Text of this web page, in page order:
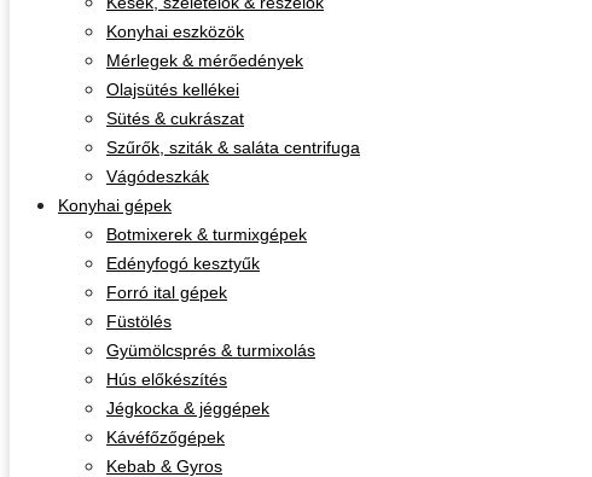
Konyhai eszközök
Mérlegek & mérőedények
Olajsütés kellékei
Sütés & cukrászat
Szűrők, sziták & saláta centrifuga
Vágódeszkák
Konyhai gépek
Botmixerek & turmixgépek
Edényfogó kesztyűk
Forró ital gépek
Füstölés
Gyümölcsprés & turmixolás
Hús előkészítés
Jégkocka & jéggépek
Kávéfőzőgépek
Kebab & Gyros